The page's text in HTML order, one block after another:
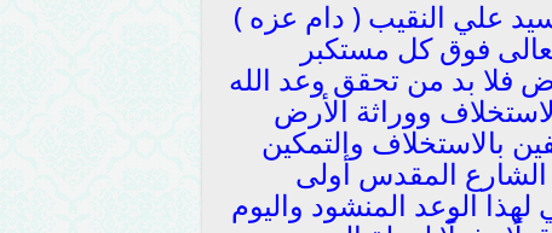
علي النقيب ( دام عزه )
فوق كل مستكبر
فلا بد من تحقق وعد الله
ووراثة الأرض
بالاستخلاف والتمكين
المقدس أولى
لهذا الوعد المنشود واليوم